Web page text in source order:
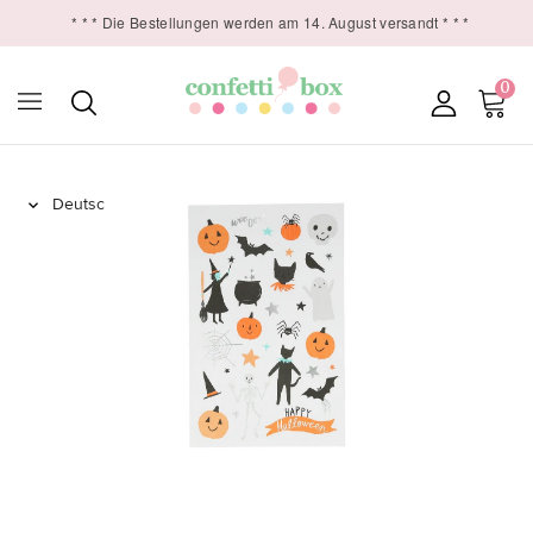
* * * Die Bestellungen werden am 14. August versandt * * *
0
